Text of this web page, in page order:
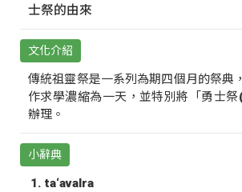
士祭的由來
文化介紹
傳統祖靈祭是一系列為期四個月的祭典
作求學濃縮為一天，並特別將「勇士祭
辦理。
小辭典
ta‘avalra